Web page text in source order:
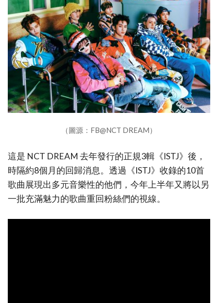
（圖源：FB@NCT DREAM）
這是 NCT DREAM 去年發行的正規3輯《ISTJ》後，
時隔約8個月的回歸消息。透過《ISTJ》收錄的10首
歌曲展現出多元音樂性的他們，今年上半年又將以另
一批充滿魅力的歌曲重回粉絲們的視線。